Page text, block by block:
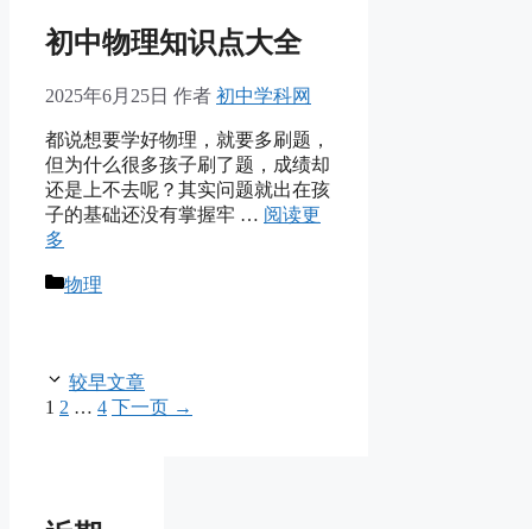
初中物理知识点大全
2025年6月25日 作者 初中学科网
都说想要学好物理，就要多刷题，
但为什么很多孩子刷了题，成绩却
还是上不去呢？其实问题就出在孩
子的基础还没有掌握牢 … 阅读更
多
分
物理
较早文章
页
1 页
2 … 页
4 下一页 →